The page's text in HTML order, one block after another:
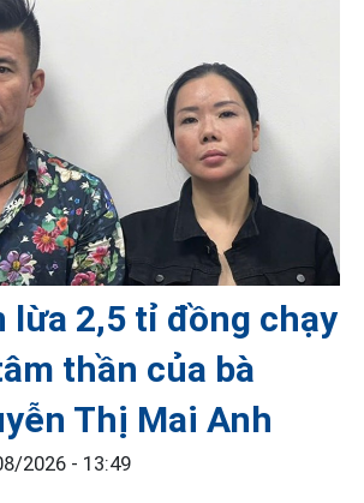
lừa 2,5 tỉ đồng chạy
thần của bà
Thị Mai Anh
2026 - 13:49